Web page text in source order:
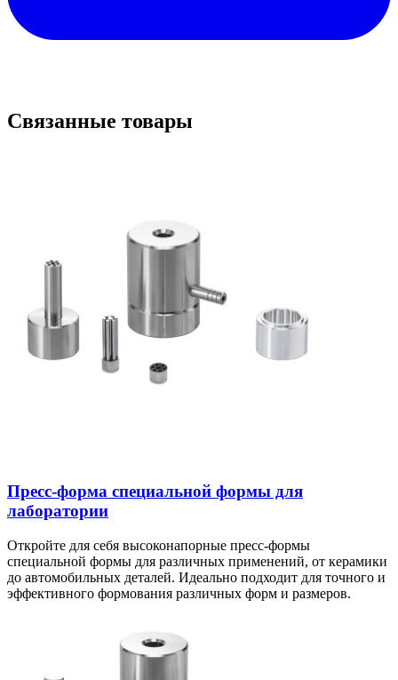
Связанные товары
Пресс-форма специальной формы для
лаборатории
Откройте для себя высоконапорные пресс-формы
специальной формы для различных применений, от керамики
до автомобильных деталей. Идеально подходит для точного и
эффективного формования различных форм и размеров.